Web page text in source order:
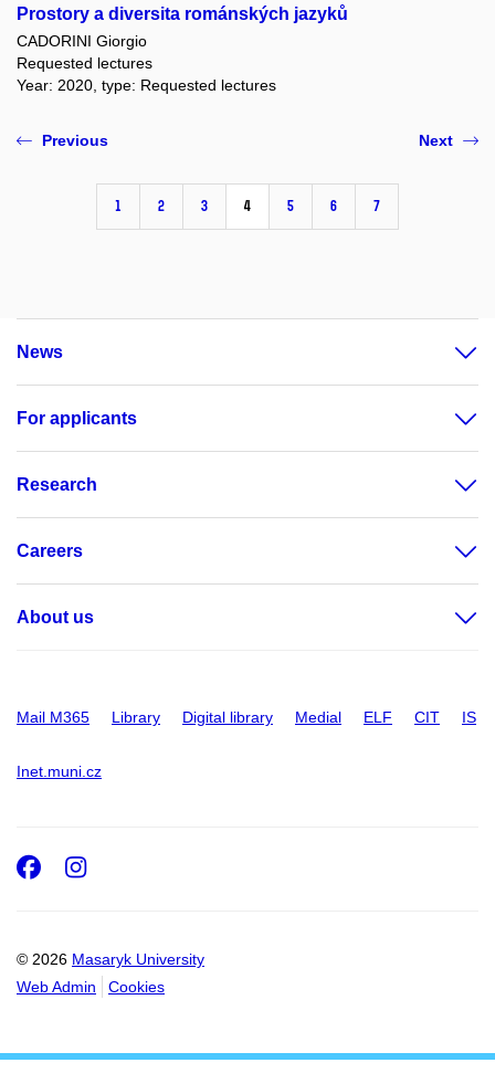
Prostory a diversita románských jazyků
CADORINI Giorgio
Requested lectures
Year: 2020, type: Requested lectures
Previous
1 2 3 4 5 6 7
Next
News
For applicants
Research
Careers
About us
Mail M365 Library Digital library Medial ELF CIT IS
Inet.muni.cz
© 2026 Masaryk University
Web Admin
Cookies
Facebook
Instagram